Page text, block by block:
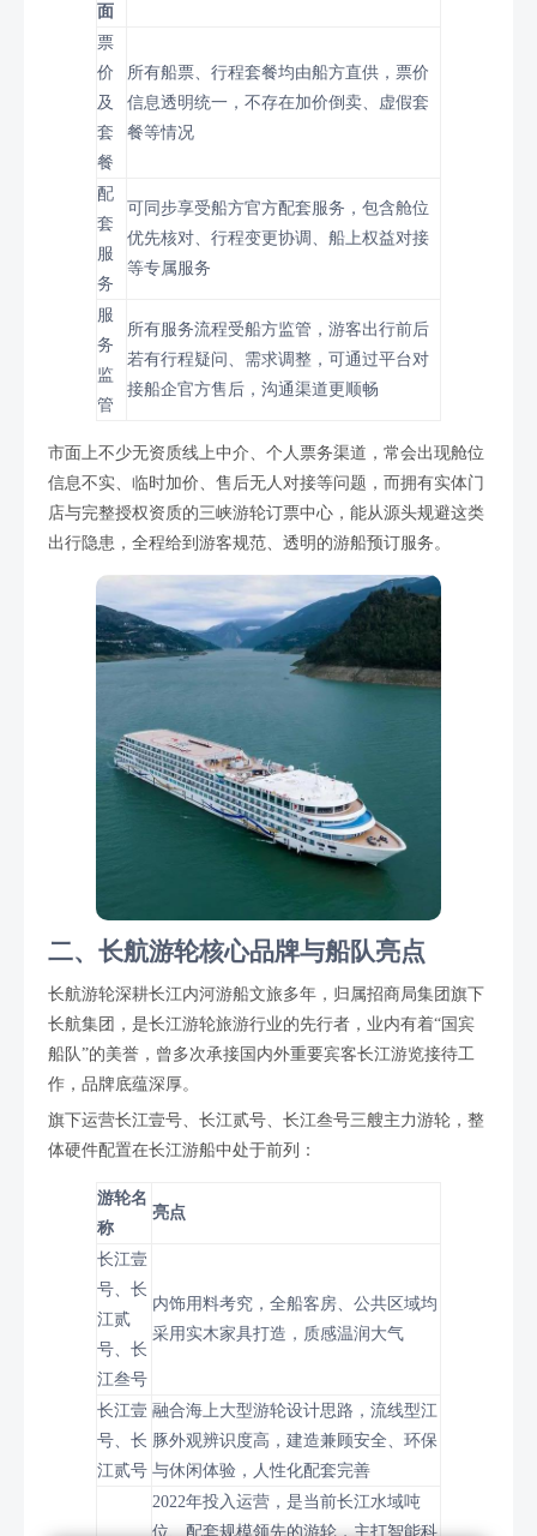
面
票
价
及
套
餐
所有船票、行程套餐均由船方直供，票价
信息透明统一，不存在加价倒卖、虚假套
餐等情况
配
套
服
务
可同步享受船方官方配套服务，包含舱位
优先核对、行程变更协调、船上权益对接
等专属服务
服
务
监
管
所有服务流程受船方监管，游客出行前后
若有行程疑问、需求调整，可通过平台对
接船企官方售后，沟通渠道更顺畅
市面上不少无资质线上中介、个人票务渠道，常会出现舱位
信息不实、临时加价、售后无人对接等问题，而拥有实体门
店与完整授权资质的三峡游轮订票中心，能从源头规避这类
出行隐患，全程给到游客规范、透明的游船预订服务。
二、长航游轮核心品牌与船队亮点
长航游轮深耕长江内河游船文旅多年，归属招商局集团旗下
长航集团，是长江游轮旅游行业的先行者，业内有着“国宾
船队”的美誉，曾多次承接国内外重要宾客长江游览接待工
作，品牌底蕴深厚。
旗下运营长江壹号、长江贰号、长江叁号三艘主力游轮，整
体硬件配置在长江游船中处于前列：
游轮名
称
亮点
长江壹
号、长
江贰
号、长
江叁号
内饰用料考究，全船客房、公共区域均
采用实木家具打造，质感温润大气
长江壹
号、长
江贰号
融合海上大型游轮设计思路，流线型江
豚外观辨识度高，建造兼顾安全、环保
与休闲体验，人性化配套完善
2022年投入运营，是当前长江水域吨
位、配套规模领先的游轮，主打智能科